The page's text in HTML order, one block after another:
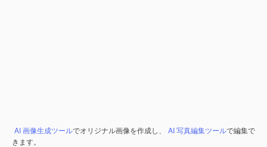
AI 画像生成ツールでオリジナル画像を作成し、 AI 写真編集ツールで編集で
きます。